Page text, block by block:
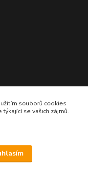
souborů cookies
se vašich zájmů.